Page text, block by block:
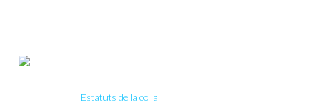
Estatuts de la colla